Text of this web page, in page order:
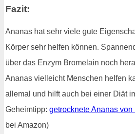
Fazit:
Ananas hat sehr viele gute
Körper sehr helfen können.
über das Enzym Bromelain noch
Ananas vielleicht Menschen helfen
allemal und hilft auch bei einer Diät
Geheimtipp: getrocknete Ananas von
bei Amazon)